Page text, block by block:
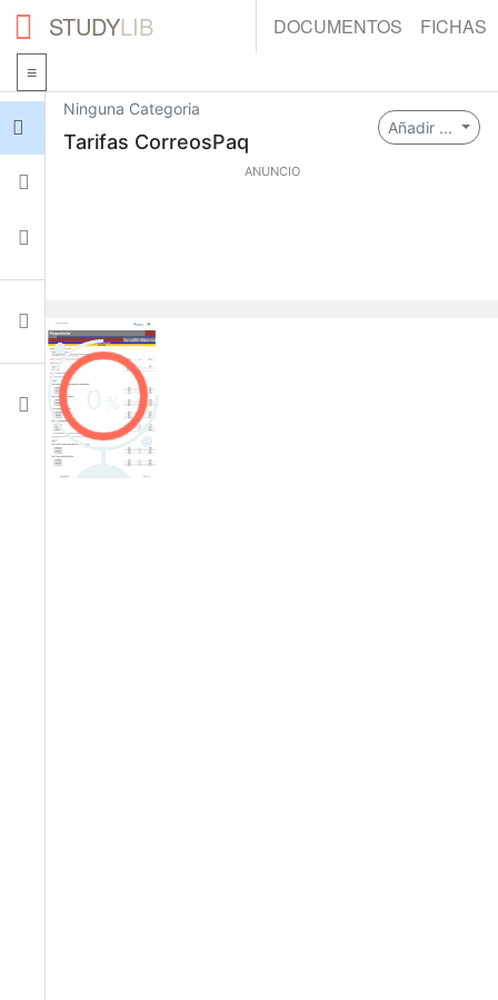
STUDYLIB DOCUMENTOS FICHAS
Documentos
Ajustes
Añadir ...
Ninguna Categoria
Tarifas CorreosPaq
ANUNCIO